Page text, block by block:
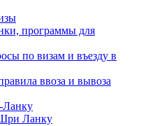
программы для
по визам и въезду в
ввоза и вывоза
Шри Ланку